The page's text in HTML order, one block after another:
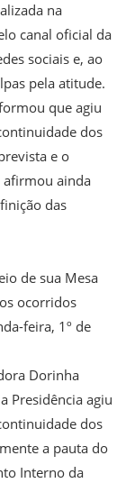
na
canal oficial da
sociais e, ao
pela atitude.
que agiu
dos
e o
afirmou ainda
das
de sua Mesa
ocorridos
feira, 1º de
Dorinha
Presidência agiu
dos
a pauta do
Interno da